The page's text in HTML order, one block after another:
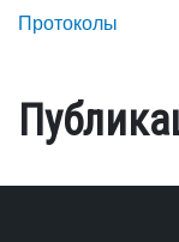
Протоколы